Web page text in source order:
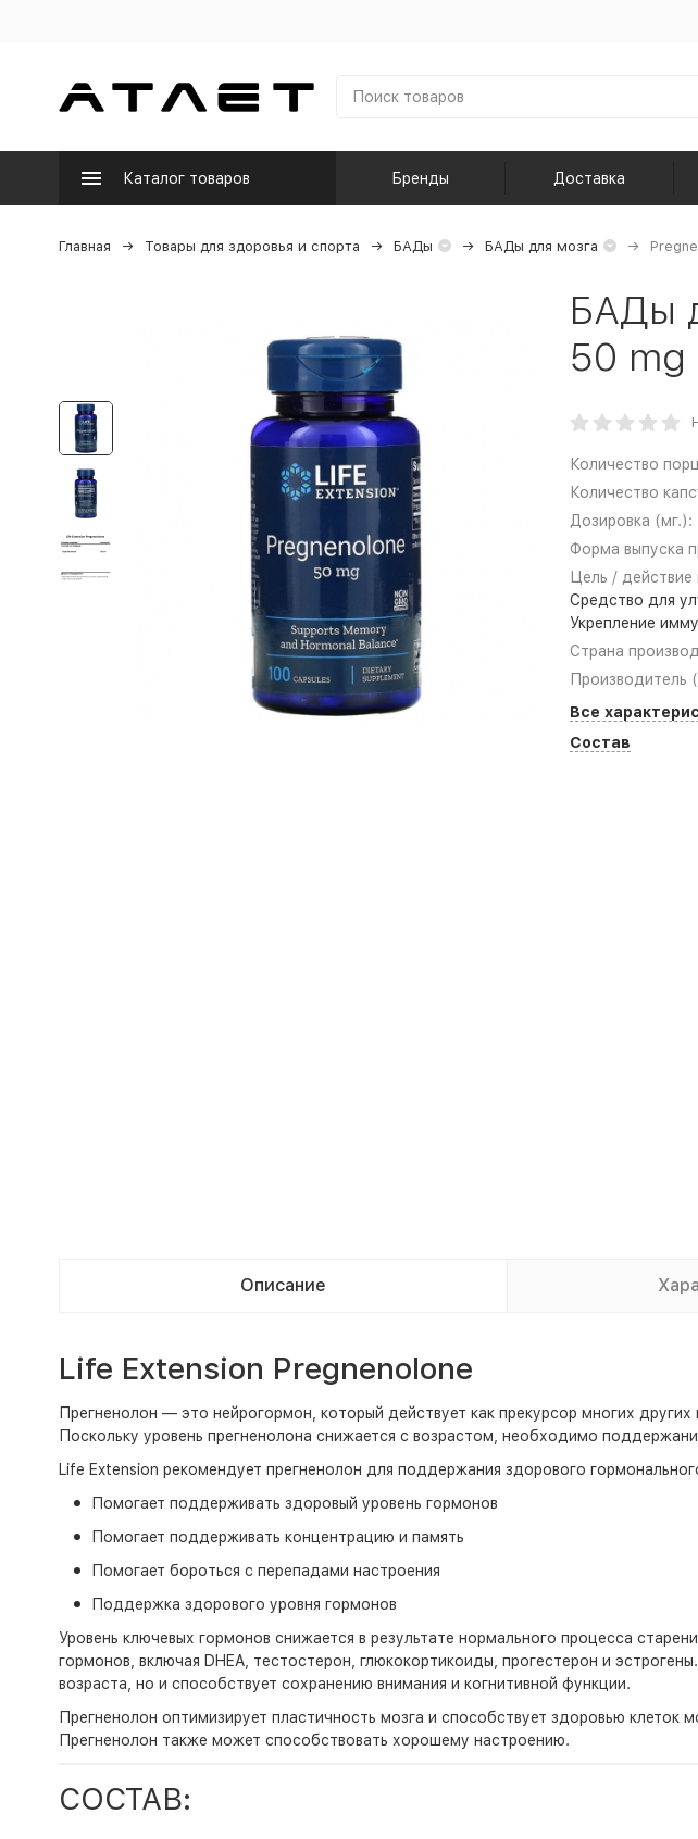
Каталог товаров Бренды Доставка
Главная Товары для здоровья и спорта БАДы БАДы для мозга
БАДы
50 mg
Количество
Количество
Дозировка (мг.):
Форма выпуска
Цель / действие
Средство для
Укрепление
Страна
Производитель
Все
Состав
Описание
Life Extension Pregnenolone
Прегненолон — это нейрогормон, который действует как прекурсор многих
Поскольку уровень прегненолона снижается с возрастом, необходимо
Life Extension рекомендует прегненолон для поддержания здорового
Помогает поддерживать здоровый уровень гормонов
Помогает поддерживать концентрацию и память
Помогает бороться с перепадами настроения
Поддержка здорового уровня гормонов
Уровень ключевых гормонов снижается в результате нормального процесса
гормонов, включая DHEA, тестостерон, глюкокортикоиды, прогестерон и
возраста, но и способствует сохранению внимания и когнитивной функции.
Прегненолон оптимизирует пластичность мозга и способствует здоровью
Прегненолон также может способствовать хорошему настроению.
СОСТАВ: